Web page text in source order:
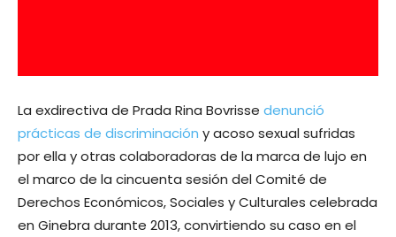
La exdirectiva de Prada Rina Bovrisse denunció
prácticas de discriminación y acoso sexual sufridas
por ella y otras colaboradoras de la marca de lujo en
el marco de la cincuenta sesión del Comité de
Derechos Económicos, Sociales y Culturales celebrada
en Ginebra durante 2013, convirtiendo su caso en el